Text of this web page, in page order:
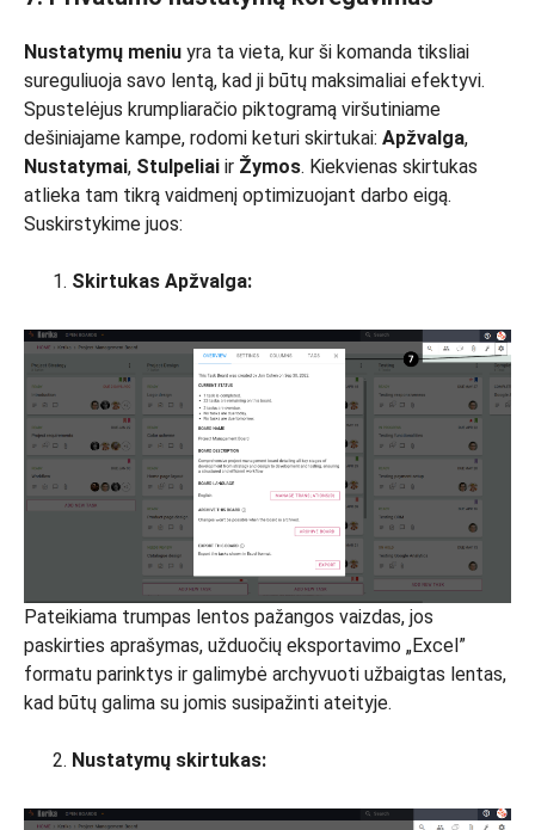
Nustatymų meniu yra ta vieta, kur ši komanda tiksliai
sureguliuoja savo lentą, kad ji būtų maksimaliai efektyvi.
Spustelėjus krumpliaračio piktogramą viršutiniame
dešiniajame kampe, rodomi keturi skirtukai: Apžvalga,
Nustatymai, Stulpeliai ir Žymos. Kiekvienas skirtukas
atlieka tam tikrą vaidmenį optimizuojant darbo eigą.
Suskirstykime juos:
Skirtukas Apžvalga:
Pateikiama trumpas lentos pažangos vaizdas, jos
paskirties aprašymas, užduočių eksportavimo „Excel”
formatu parinktys ir galimybė archyvuoti užbaigtas lentas,
kad būtų galima su jomis susipažinti ateityje.
Nustatymų skirtukas: